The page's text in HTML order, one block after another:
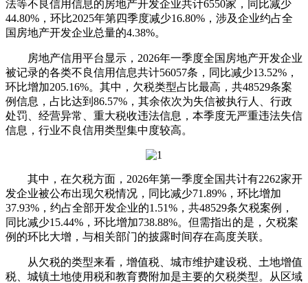
法等不良信用信息的房地产开发企业共计6550家，同比减少
44.80%，环比2025年第四季度减少16.80%，涉及企业约占全
国房地产开发企业总量的4.38%。
房地产信用平台显示，2026年一季度全国房地产开发企业
被记录的各类不良信用信息共计56057条，同比减少13.52%，
环比增加205.16%。其中，欠税类型占比最高，共48529条案
例信息，占比达到86.57%，其余依次为失信被执行人、行政
处罚、经营异常、重大税收违法信息，本季度无严重违法失信
信息，行业不良信用类型集中度较高。
其中，在欠税方面，2026年第一季度全国共计有2262家开
发企业被公布出现欠税情况，同比减少71.89%，环比增加
37.93%，约占全部开发企业的1.51%，共48529条欠税案例，
同比减少15.44%，环比增加738.88%。但需指出的是，欠税案
例的环比大增，与相关部门的披露时间存在高度关联。
从欠税的类型来看，增值税、城市维护建设税、土地增值
税、城镇土地使用税和教育费附加是主要的欠税类型。从区域